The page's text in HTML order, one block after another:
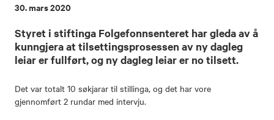
30. mars 2020
Styret i stiftinga Folgefonnsenteret har gleda av å
kunngjera at tilsettingsprosessen av ny dagleg
leiar er fullført, og ny dagleg leiar er no tilsett.
Det var totalt 10 søkjarar til stillinga, og det har vore
gjennomført 2 rundar med intervju.